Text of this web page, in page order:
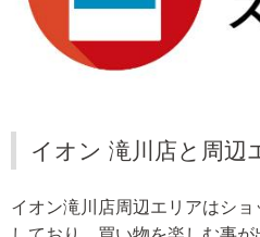
イオン 滝川店と周辺
イオン滝川店周辺エリアはシ